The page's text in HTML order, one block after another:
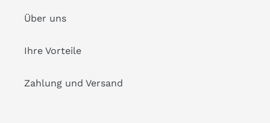
Über uns
Ihre Vorteile
Zahlung und Versand